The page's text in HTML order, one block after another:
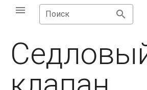
Поиск